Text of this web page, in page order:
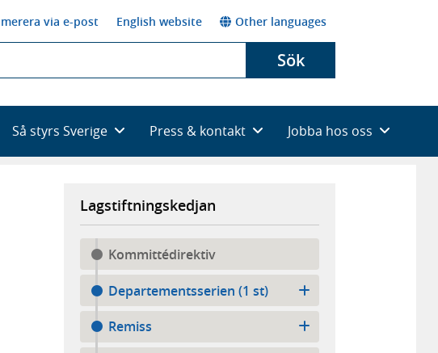
via e-post English website Other languages
Sök
Så styrs Sverige Press & kontakt Jobba hos oss
Lagstiftningskedjan
Kommittédirektiv
Departementsserien (1 st)
Remiss